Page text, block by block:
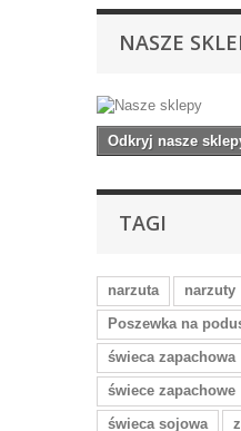
NASZE
Odkryj nasze
TAGI
narzuta
narzuty
Poszewka na
świeca zapachowa
świece zapachowe
świeca sojowa